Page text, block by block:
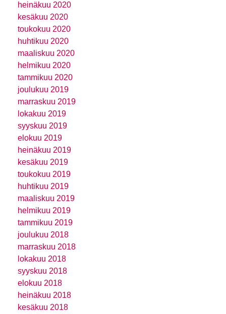
heinäkuu 2020
kesäkuu 2020
toukokuu 2020
huhtikuu 2020
maaliskuu 2020
helmikuu 2020
tammikuu 2020
joulukuu 2019
marraskuu 2019
lokakuu 2019
syyskuu 2019
elokuu 2019
heinäkuu 2019
kesäkuu 2019
toukokuu 2019
huhtikuu 2019
maaliskuu 2019
helmikuu 2019
tammikuu 2019
joulukuu 2018
marraskuu 2018
lokakuu 2018
syyskuu 2018
elokuu 2018
heinäkuu 2018
kesäkuu 2018